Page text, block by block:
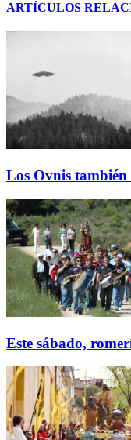
ARTÍCULOS
Los Ovnis
Este sábado,